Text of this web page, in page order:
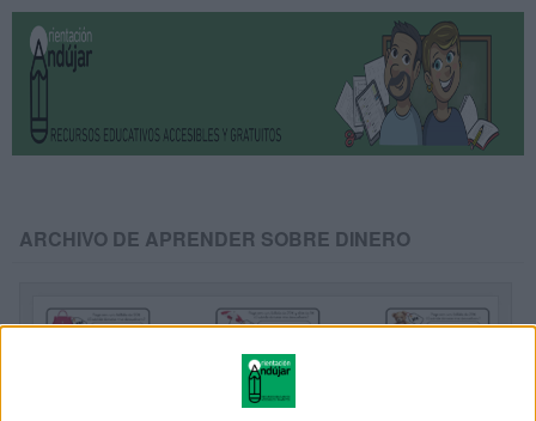
ARCHIVO DE APRENDER SOBRE DINERO